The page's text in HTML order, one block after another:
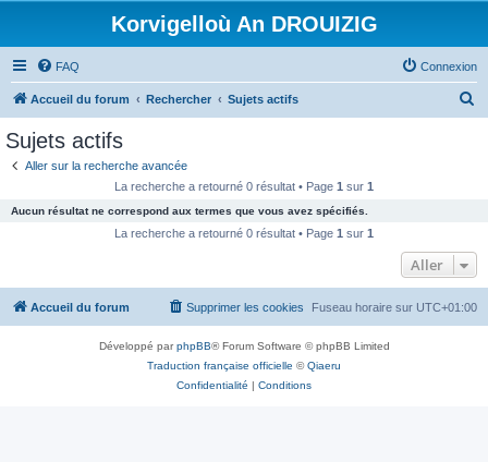
Korvigelloù An DROUIZIG
FAQ Connexion
Accueil du forum Rechercher Sujets actifs
c
e
Sujets actifs
Aller sur la recherche avancée
La recherche a retourné 0 résultat • Page 1 sur 1
Aucun résultat ne correspond aux termes que vous avez spécifiés.
La recherche a retourné 0 résultat • Page 1 sur 1
Aller
Accueil du forum Fuseau horaire sur UTC+01:00
Supprimer les cookies
Développé parphpBB® Forum Software © phpBB Limited
Traduction française officielle ©Qiaeru
Confidentialité | Conditions